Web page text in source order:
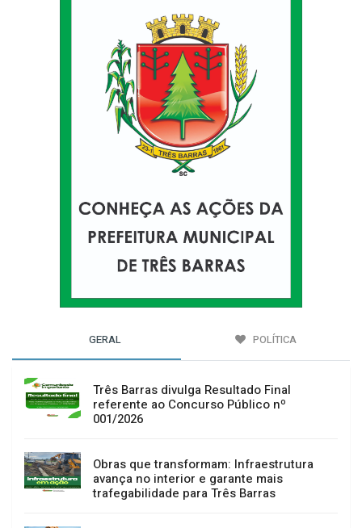
GERAL POLÍTICA
Três Barras divulga Resultado Final
referente ao Concurso Público nº
001/2026
Obras que transformam: Infraestrutura
avança no interior e garante mais
trafegabilidade para Três Barras